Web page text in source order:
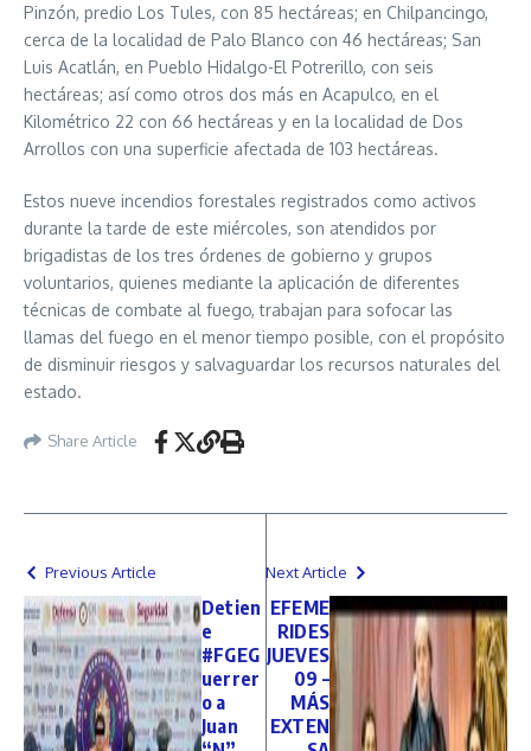
Pinzón, predio Los Tules, con 85 hectáreas; en Chilpancingo,
cerca de la localidad de Palo Blanco con 46 hectáreas; San
Luis Acatlán, en Pueblo Hidalgo-El Potrerillo, con seis
hectáreas; así como otros dos más en Acapulco, en el
Kilométrico 22 con 66 hectáreas y en la localidad de Dos
Arrollos con una superficie afectada de 103 hectáreas.
Estos nueve incendios forestales registrados como activos
durante la tarde de este miércoles, son atendidos por
brigadistas de los tres órdenes de gobierno y grupos
voluntarios, quienes mediante la aplicación de diferentes
técnicas de combate al fuego, trabajan para sofocar las
llamas del fuego en el menor tiempo posible, con el propósito
de disminuir riesgos y salvaguardar los recursos naturales del
estado.
Share Article
Previous Article
Detien
e
#FGEG
uerrer
o a
Juan
Next Article
EFEME
RIDES
JUEVES
09 –
MÁS
EXTEN